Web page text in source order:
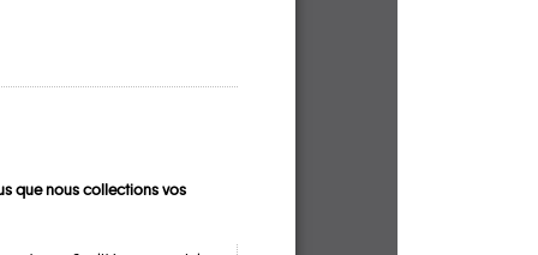
CONTACTEZ-NOUS !
que nous collections vos